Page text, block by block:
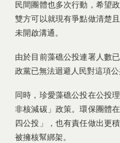
民間團體也多次行動，希望
雙方可以就現有爭點做清楚
未開啟溝通。
由於目前藻礁公投連署人數
政黨已無法迴避人民對這項公
同時，珍愛藻礁公投在公投
非核減碳」政策。環保團體
四公投」，也有責任做出更
被擁核幫綁架。